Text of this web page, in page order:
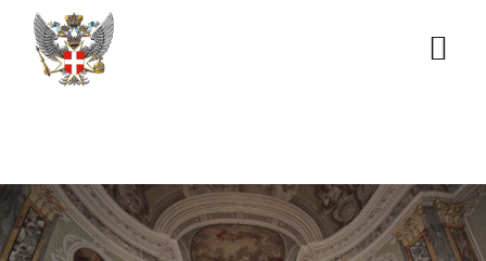
primary
navigation
footer